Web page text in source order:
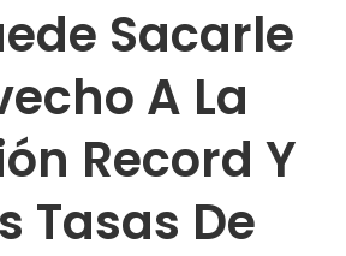
Sacarle
A La
Record Y
Tasas De